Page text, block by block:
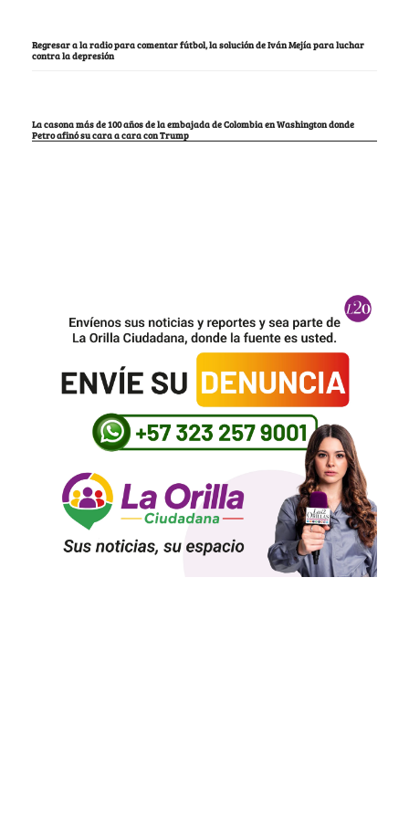
Regresar a la radio para comentar fútbol, la solución de Iván Mejía para luchar
contra la depresión
La casona más de 100 años de la embajada de Colombia en Washington donde
Petro afinó su cara a cara con Trump